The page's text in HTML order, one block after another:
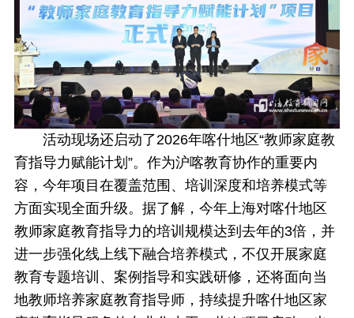
活动现场还启动了2026年喀什地区“教师家庭教
育指导力赋能计划”。作为沪喀教育协作的重要内
容，今年项目在覆盖范围、培训深度和培养模式等
方面实现全面升级。据了解，今年上海对喀什地区
教师家庭教育指导力的培训规模达到去年的3倍，并
进一步强化线上线下融合培养模式，不仅开展家庭
教育专题培训、案例指导和实践研修，还将面向当
地教师培养家庭教育指导师，持续提升喀什地区家